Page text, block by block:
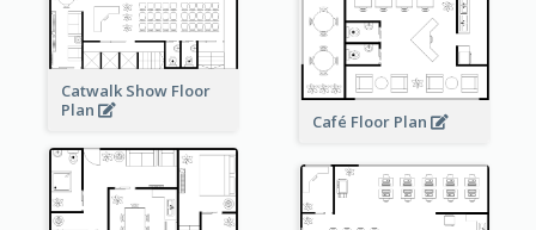
Catwalk Show Floor
Plan
Café Floor Plan